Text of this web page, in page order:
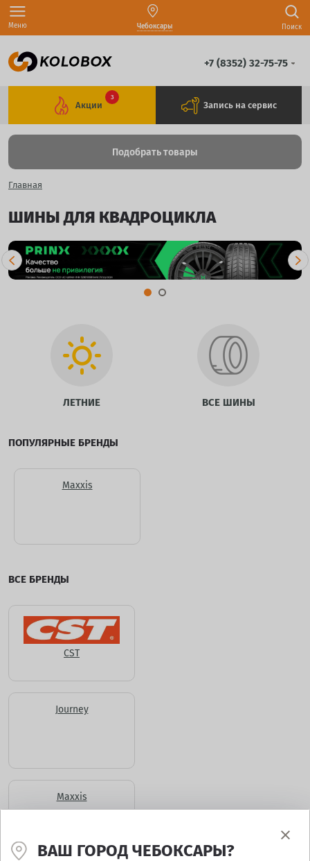
Меню Чебоксары Поиск
+7 (8352) 32-75-75
Акции
3
Запись на сервис
Подобрать товары
Главная
ШИНЫ ДЛЯ КВАДРОЦИКЛА
ЛЕТНИЕ ВСЕ ШИНЫ
ПОПУЛЯРНЫЕ БРЕНДЫ
Maxxis
ВСЕ БРЕНДЫ
CST
Journey
Maxxis
ВАШ ГОРОД ЧЕБОКСАРЫ?